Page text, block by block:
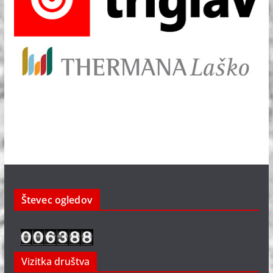
Števec ogledov
Vizitka društva